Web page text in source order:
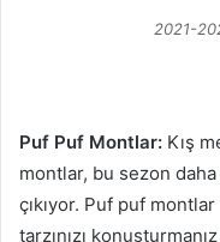
2021-
Puf Puf Montlar: Kış
montlar, bu sezon
çıkıyor. Puf puf
tarzınızı